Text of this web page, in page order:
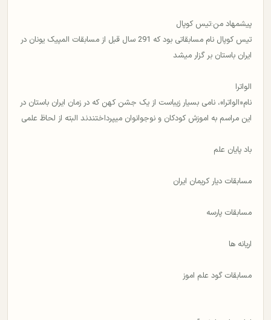
پیشمهاد من:تیس کوپال
تیس کوپال نام مسابقاتی بود که 291 سال قبل از مسابقات المپیک یونان در
ایران باستان بر گزار میشد
الواترا
نام«الواترا»، نامی بسیار زیباست از یک جشن کهن که در زمان ایران باستان در
این مراسم به اموزش کودکان و نوجوانوان میپرداختندند البته از لحاظ علمی
باد پایان علم
مسابقات دیار کریمان ایران
مسابقات پارسه
اریانه ها
مسابقات گود علم اموز